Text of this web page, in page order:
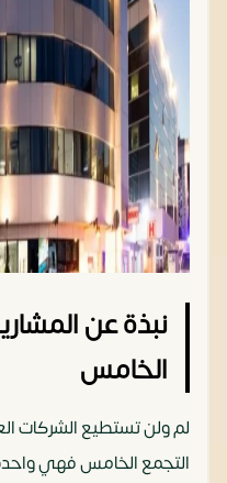
نبذة عن
الخامس
لم ولن تستطيع الشركات
التجمع الخامس فهي